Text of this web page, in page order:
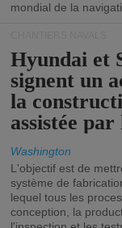
mondial de la
Hyundai et
signent un
la
assistée
Washington
L'objectif est de
système de
lequel tous les
conception, la